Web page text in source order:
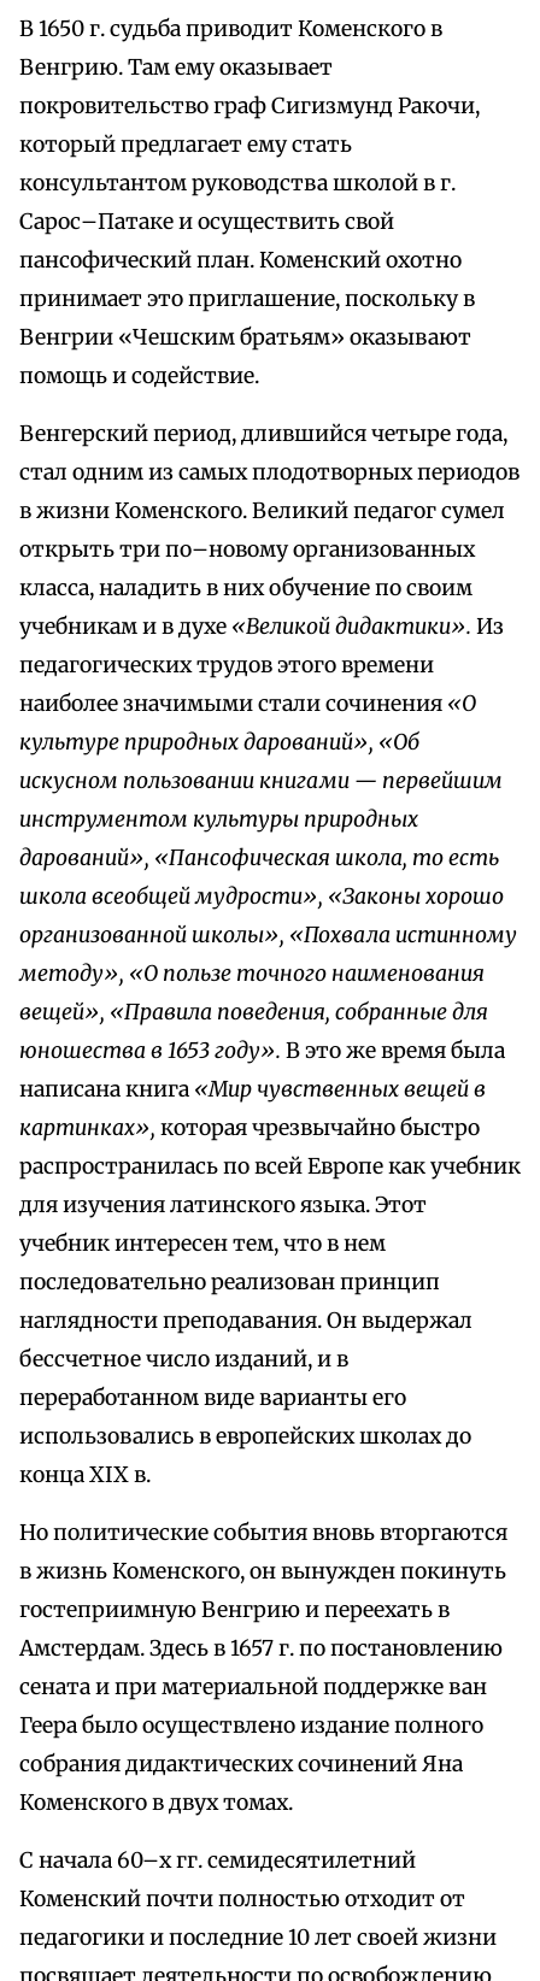
В 1650 г. судьба приводит Коменского в
Венгрию. Там ему оказывает
покровительство граф Сигизмунд Ракочи,
который предлагает ему стать
консультантом руководства школой в г.
Сарос–Патаке и осуществить свой
пансофический план. Коменский охотно
принимает это приглашение, поскольку в
Венгрии «Чешским братьям» оказывают
помощь и содействие.
Венгерский период, длившийся четыре года,
стал одним из самых плодотворных периодов
в жизни Коменского. Великий педагог сумел
открыть три по–новому организованных
класса, наладить в них обучение по своим
учебникам и в духе «Великой дидактики». Из
педагогических трудов этого времени
наиболее значимыми стали сочинения «О
культуре природных дарований», «Об
искусном пользовании книгами — первейшим
инструментом культуры природных
дарований», «Пансофическая школа, то есть
школа всеобщей мудрости», «Законы хорошо
организованной школы», «Похвала истинному
методу», «О пользе точного наименования
вещей», «Правила поведения, собранные для
юношества в 1653 году». В это же время была
написана книга «Мир чувственных вещей в
картинках», которая чрезвычайно быстро
распространилась по всей Европе как учебник
для изучения латинского языка. Этот
учебник интересен тем, что в нем
последовательно реализован принцип
наглядности преподавания. Он выдержал
бессчетное число изданий, и в
переработанном виде варианты его
использовались в европейских школах до
конца XIX в.
Но политические события вновь вторгаются
в жизнь Коменского, он вынужден покинуть
гостеприимную Венгрию и переехать в
Амстердам. Здесь в 1657 г. по постановлению
сената и при материальной поддержке ван
Геера было осуществлено издание полного
собрания дидактических сочинений Яна
Коменского в двух томах.
С начала 60–х гг. семидесятилетний
Коменский почти полностью отходит от
педагогики и последние 10 лет своей жизни